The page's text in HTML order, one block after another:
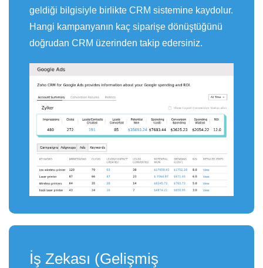
geldiği bilgisiyle birlikte CRM sistemine kaydolur.
Hangi kampanyanın kaç siparişe dönüştüğünü
doğrudan CRM üzerinden takip edersiniz.
İş Zekası (Gelişmiş